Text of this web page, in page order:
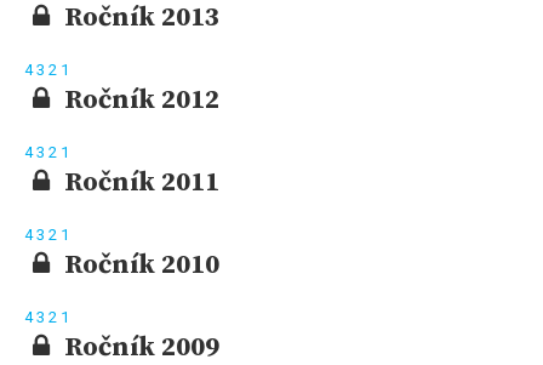
Ročník 2013
43 2 1
Ročník 2012
43 2 1
Ročník 2011
43 2 1
Ročník 2010
43 2 1
Ročník 2009